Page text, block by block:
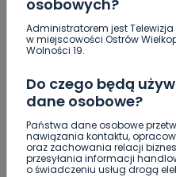
osobowych?
Administratorem jest
w miejscowości Ostrów
Wolności 19.
Do czego będą
dane osobowe?
Państwa dane osobowe
nawiązania kontaktu,
oraz zachowania relacji
przesyłania informacji
o świadczeniu usług drogą